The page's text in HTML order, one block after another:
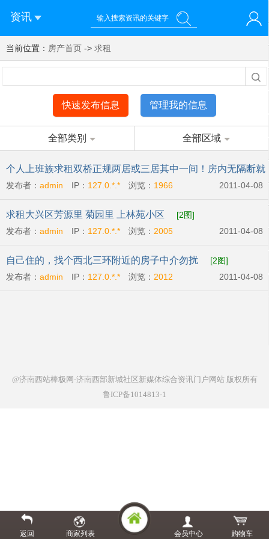
资讯
您好！欢迎来到济南西站棒极网-济南西部新城社区新媒体综
合资讯门户网站
登录 注册 微信快速登录
当前位置： 房产首页 -> 求租
快速发布信息 管理我的信息
全部类别 全部区域
个人上班族求租双桥正规两居或三居其中一间！房内无隔断就
行
[2图]
发布者： admin IP： 127.0.*.* 浏览： 1966 2011-04-08
求租大兴区芳源里 菊园里 上林苑小区
[2图]
发布者： admin IP： 127.0.*.* 浏览： 2005 2011-04-08
自己住的，找个西北三环附近的房子中介勿扰
[2图]
发布者： admin IP： 127.0.*.* 浏览： 2012 2011-04-08
@济南西站棒极网-济南西部新城社区新媒体综合资讯门户网站版权所有
鲁ICP备1014813-1
返回 商家列表 会员中心 购物车